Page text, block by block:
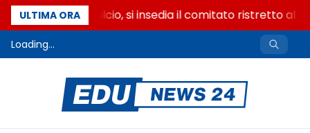
ULTIMA ORA
Riforma del calcio, si insedia il comitato ristretto al
Loading...